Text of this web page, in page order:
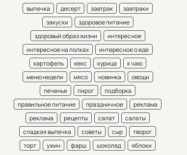
выпечка
десерт завтрак
завтраки
закуски
здоровое питание
здоровый образ жизни
интересное
интересное на полках
интересное о еде
картофель
кекс курица
к чаю
меню недели
мясо новинка
овощи
печенье
пирог
подборка
правильное питание
праздничное
реклама
реклама
рецепты салат
салаты
сладкая выпечка
советы сыр
творог
торт
ужин фарш шоколад яблоки